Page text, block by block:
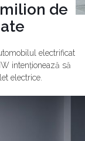
de
electrificat
intenționează să
electrice.